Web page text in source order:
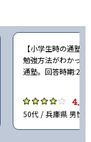
【小学生時の通塾
勉強方法がわかっ
通塾。回答時期
4.0
50代 / 兵庫県 男性